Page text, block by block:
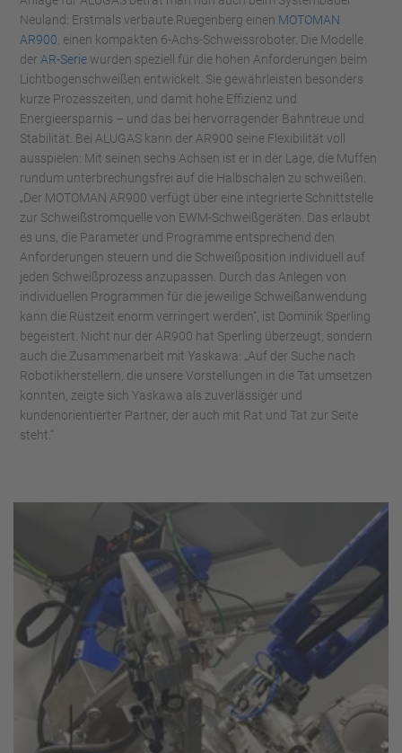
Neuland: Erstmals verbaute Ruegenberg einen MOTOMAN
AR900 , einen kompakten 6-Achs-Schweissroboter. Die Modelle
der AR-Serie wurden speziell für die hohen Anforderungen beim
Lichtbogenschweißen entwickelt. Sie gewährleisten besonders
kurze Prozesszeiten, und damit hohe Effizienz und
Energieersparnis – und das bei hervorragender Bahntreue und
Stabilität. Bei ALUGAS kann der AR900 seine Flexibilität voll
ausspielen: Mit seinen sechs Achsen ist er in der Lage, die Muffen
rundum unterbrechungsfrei auf die Halbschalen zu schweißen.
„Der MOTOMAN AR900 verfügt über eine integrierte Schnittstelle
zur Schweißstromquelle von EWM-Schweißgeräten. Das erlaubt
es uns, die Parameter und Programme entsprechend den
Anforderungen steuern und die Schweißposition individuell auf
jeden Schweißprozess anzupassen. Durch das Anlegen von
individuellen Programmen für die jeweilige Schweißanwendung
kann die Rüstzeit enorm verringert werden“, ist Dominik Sperling
begeistert. Nicht nur der AR900 hat Sperling überzeugt, sondern
auch die Zusammenarbeit mit Yaskawa: „Auf der Suche nach
Robotikherstellern, die unsere Vorstellungen in die Tat umsetzen
konnten, zeigte sich Yaskawa als zuverlässiger und
kundenorientierter Partner, der auch mit Rat und Tat zur Seite
steht.“